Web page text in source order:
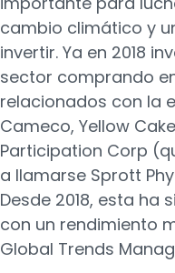
cambio climático y
invertir. Ya en 2018
sector comprando
relacionados con la
Cameco, Yellow
Participation Corp
a llamarse Sprott
Desde 2018, esta ha
con un rendimiento
Global Trends